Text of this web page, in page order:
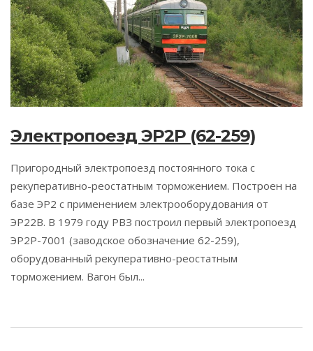
Электропоезд ЭР2Р (62-259)
Пригородный электропоезд постоянного тока с
рекуперативно-реостатным торможением. Построен на
базе ЭР2 с применением электрооборудования от
ЭР22В. В 1979 году РВЗ построил первый электропоезд
ЭР2Р-7001 (заводское обозначение 62-259),
оборудованный рекуперативно-реостатным
торможением. Вагон был...